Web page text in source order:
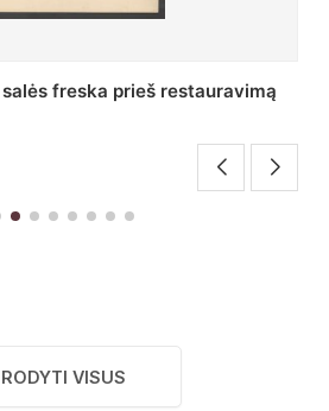
bibliotekos Profesorių
RODYTI VISUS